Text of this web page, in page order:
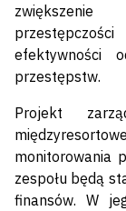
zwiększenie
efektywności
przestępstw.
Projekt
monitorowania
zespołu będą
finansów. W